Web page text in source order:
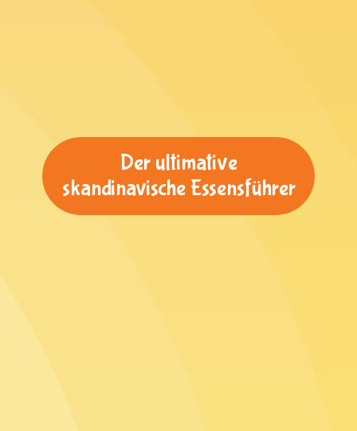
Der ultimative
skandinavische Essensführer